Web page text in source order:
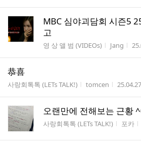
MBC 심야괴담회 시즌5
고
게시판명
영 상 앨 범 (VIDEOs) 작성자
Jang 작
恭喜
게시판명
사랑회톡톡 (LETs TALK!) 작성자
tomcen 작성시간
25.04.27
오랜만에 전해보는 근황
게시판명
사랑회톡톡 (LETs TALK!) 작성자
포카